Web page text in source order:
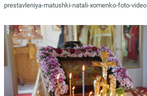
prestavleniya-matushki-natali-xomenko-foto-video